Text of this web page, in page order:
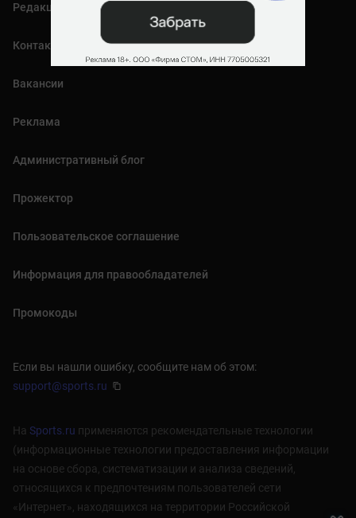
Редакция
Контакты
Вакансии
Реклама
Административный блог
Прожектор
Пользовательское соглашение
Информация для правообладателей
Промокоды
Если вы нашли ошибку, сообщите нам об этом:
support@sports.ru
На Sports.ru применяются рекомендательные технологии
(информационные технологии предоставления информации
на основе сбора, систематизации и анализа сведений,
относящихся к предпочтениям пользователей сети
«Интернет», находящихся на территории Российской